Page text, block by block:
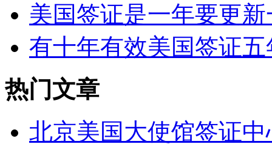
美国签证是一年要更
有十年有效美国签证
热门文章
北京美国大使馆签证中